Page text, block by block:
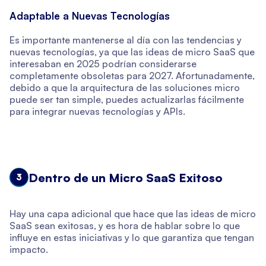
Adaptable a Nuevas Tecnologías
Es importante mantenerse al día con las tendencias y
nuevas tecnologías, ya que las ideas de micro SaaS que
interesaban en 2025 podrían considerarse
completamente obsoletas para 2027. Afortunadamente,
debido a que la arquitectura de las soluciones micro
puede ser tan simple, puedes actualizarlas fácilmente
para integrar nuevas tecnologías y APIs.
3 Dentro de un Micro SaaS Exitoso
Hay una capa adicional que hace que las ideas de micro
SaaS sean exitosas, y es hora de hablar sobre lo que
influye en estas iniciativas y lo que garantiza que tengan
impacto.